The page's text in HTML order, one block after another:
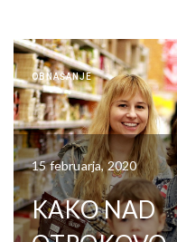
OBNAŠANJE
15 februarja, 2020
KAKO NAD